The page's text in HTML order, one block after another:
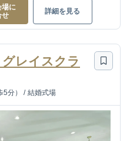
場に
せ
詳細を見る
レイスクラ
分） / 結婚式場